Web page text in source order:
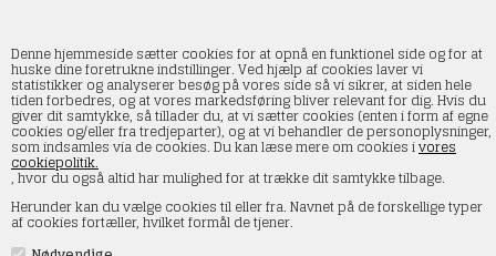
Denne hjemmeside sætter cookies for at opnå en funktionel side og for at
huske dine foretrukne indstillinger. Ved hjælp af cookies laver vi
statistikker og analyserer besøg på vores side så vi sikrer, at siden hele
tiden forbedres, og at vores markedsføring bliver relevant for dig. Hvis du
giver dit samtykke, så tillader du, at vi sætter cookies (enten i form af egne
cookies og/eller fra tredjeparter), og at vi behandler de personoplysninger,
som indsamles via de cookies. Du kan læse mere om cookies ivores
cookiepolitik.
, hvor du også altid har mulighed for at trække dit samtykke tilbage.
Herunder kan du vælge cookies til eller fra. Navnet på de forskellige typer
af cookies fortæller, hvilket formål de tjener.
Vallejo 72008 Game Color Orange fire, 18 ml
(18)
Forside»Maling og tilbehør»Vallejo»Game Color